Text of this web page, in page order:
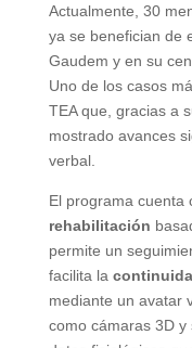
Actualmente, 30
ya se benefician de
Gaudem y en su
Uno de los casos
TEA que, gracias a
mostrado avances
verbal.
El programa cuenta
rehabilitación
permite un
facilita la
mediante un avatar
como cámaras 3D